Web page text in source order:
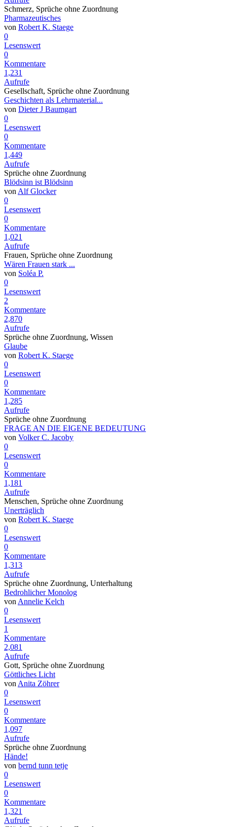
Schmerz, Sprüche ohne Zuordnung
Pharmazeutisches
von Robert K. Staege
0
Lesenswert
0
Kommentare
1,231
Aufrufe
Gesellschaft, Sprüche ohne Zuordnung
Geschichten als Lehrmaterial...
von Dieter J Baumgart
0
Lesenswert
0
Kommentare
1,449
Aufrufe
Sprüche ohne Zuordnung
Blödsinn ist Blödsinn
vonAlf Glocker
0
Lesenswert
0
Kommentare
1,021
Aufrufe
Frauen, Sprüche ohne Zuordnung
Wären Frauen stark ...
von Soléa P.
0
Lesenswert
2
Kommentare
2,870
Aufrufe
Sprüche ohne Zuordnung, Wissen
Glaube
von Robert K. Staege
0
Lesenswert
0
Kommentare
1,285
Aufrufe
Sprüche ohne Zuordnung
FRAGE AN DIE EIGENE BEDEUTUNG
von Volker C. Jacoby
0
Lesenswert
0
Kommentare
1,181
Aufrufe
Menschen, Sprüche ohne Zuordnung
Unerträglich
von Robert K. Staege
0
Lesenswert
0
Kommentare
1,313
Aufrufe
Sprüche ohne Zuordnung, Unterhaltung
Bedrohlicher Monolog
vonAnnelie Kelch
0
Lesenswert
1
Kommentare
2,081
Aufrufe
Gott, Sprüche ohne Zuordnung
Göttliches Licht
vonAnita Zöhrer
0
Lesenswert
0
Kommentare
1,097
Aufrufe
Sprüche ohne Zuordnung
Hände!
von bernd tunn tetje
0
Lesenswert
0
Kommentare
1,321
Aufrufe